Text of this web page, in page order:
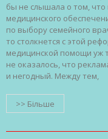
бы не слышала о том,
медицинского
по выбору семейного
то столкнется с этой
медицинской помощи уж
не оказалось, что
и негодный. Между тем,
>> Більше